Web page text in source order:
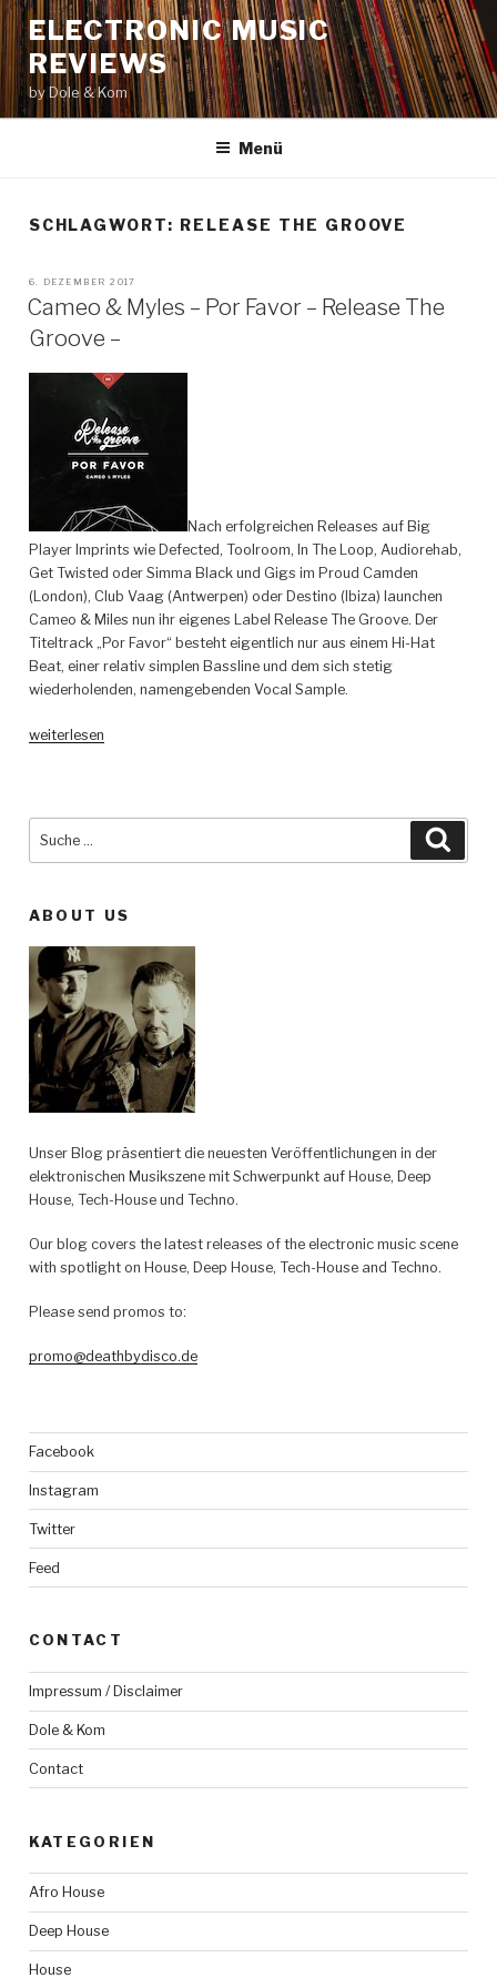
Zum
Inhalt
springen
ELECTRONIC MUSIC
REVIEWS
by Dole & Kom
Menü
SCHLAGWORT: RELEASE THE GROOVE
VERÖFFENTLICHT
6. DEZEMBER 2017
Cameo & Myles – Por Favor – Release The
Groove –
Nach erfolgreichen Releases auf Big
Player Imprints wie Defected, Toolroom, In The Loop, Audiorehab,
Get Twisted oder Simma Black und Gigs im Proud Camden
(London), Club Vaag (Antwerpen) oder Destino (Ibiza) launchen
Cameo & Miles nun ihr eigenes Label Release The Groove. Der
Titeltrack „Por Favor“ besteht eigentlich nur aus einem Hi-Hat
Beat, einer relativ simplen Bassline und dem sich stetig
wiederholenden, namengebenden Vocal Sample.
„Cameo
Favor
The
Groove
–“
weiterlesen
ABOUT US
Unser Blog präsentiert die neuesten Veröffentlichungen in der
elektronischen Musikszene mit Schwerpunkt auf House, Deep
House, Tech-House und Techno.
Our blog covers the latest releases of the electronic music scene
with spotlight on House, Deep House, Tech-House and Techno.
Please send promos to:
promo@deathbydisco.de
Facebook
Instagram
Twitter
Feed
CONTACT
Impressum / Disclaimer
Dole & Kom
Contact
KATEGORIEN
Afro House
Deep House
House